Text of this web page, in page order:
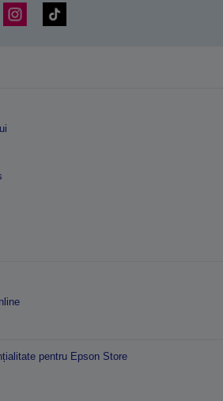
pentru Epson Store